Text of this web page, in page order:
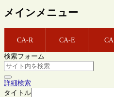
メインメニュー
CA-R CA-E CA
検索フォーム
詳細検索
タイトル